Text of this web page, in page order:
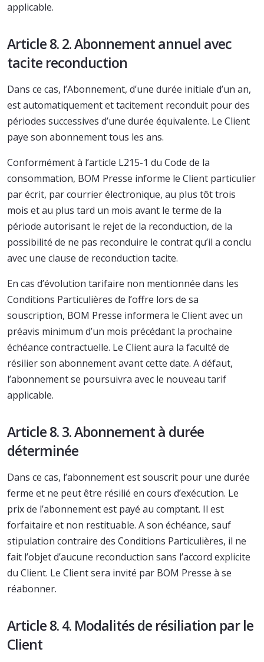
applicable.
Article 8. 2. Abonnement annuel avec
tacite reconduction
Dans ce cas, l’Abonnement, d’une durée initiale d’un an,
est automatiquement et tacitement reconduit pour des
périodes successives d’une durée équivalente. Le Client
paye son abonnement tous les ans.
Conformément à l’article L215-1 du Code de la
consommation, BOM Presse informe le Client particulier
par écrit, par courrier électronique, au plus tôt trois
mois et au plus tard un mois avant le terme de la
période autorisant le rejet de la reconduction, de la
possibilité de ne pas reconduire le contrat qu’il a conclu
avec une clause de reconduction tacite.
En cas d’évolution tarifaire non mentionnée dans les
Conditions Particulières de l’offre lors de sa
souscription, BOM Presse informera le Client avec un
préavis minimum d’un mois précédant la prochaine
échéance contractuelle. Le Client aura la faculté de
résilier son abonnement avant cette date. A défaut,
l’abonnement se poursuivra avec le nouveau tarif
applicable.
Article 8. 3. Abonnement à durée
déterminée
Dans ce cas, l’abonnement est souscrit pour une durée
ferme et ne peut être résilié en cours d’exécution. Le
prix de l’abonnement est payé au comptant. Il est
forfaitaire et non restituable. A son échéance, sauf
stipulation contraire des Conditions Particulières, il ne
fait l’objet d’aucune reconduction sans l’accord explicite
du Client. Le Client sera invité par BOM Presse à se
réabonner.
Article 8. 4. Modalités de résiliation par le
Client